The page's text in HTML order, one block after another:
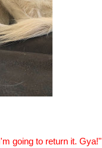
going to return it. Gya!"